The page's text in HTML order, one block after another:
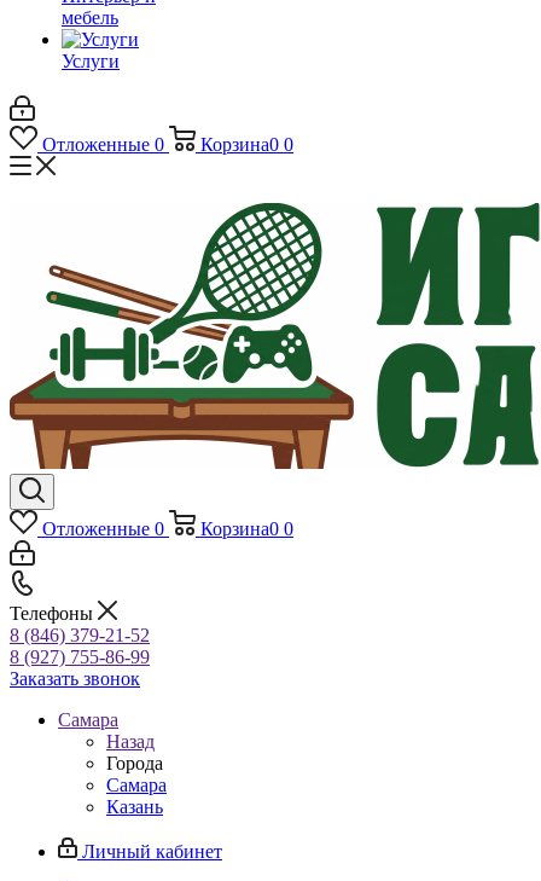
мебель
Услуги
Отложенные 0 Корзина0 0
Отложенные 0 Корзина0 0
Телефоны
8 (846) 379-21-52
8 (927) 755-86-99
Заказать звонок
Самара
Назад
Города
Самара
Казань
Личный кабинет